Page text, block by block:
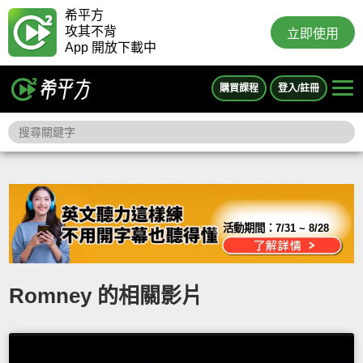
希平方
攻其不背
App 開放下載中
立即使用
購買課程 登入/註冊
活動期間：7/31 ~ 8/28
Romney 的相關影片